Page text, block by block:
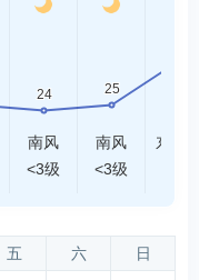
南风
<3级
南风
<3级
东北
五 六 日